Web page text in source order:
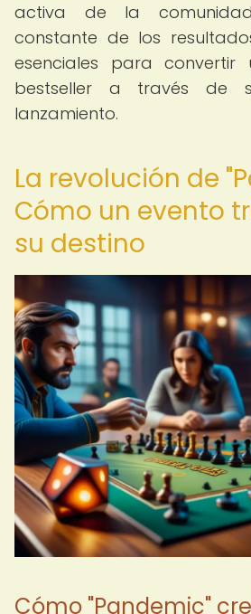
activa de la
constante de los
esenciales para
bestseller a través de
lanzamiento.
La revolución de
Cómo un evento
su destino
Cómo "Pandemic"